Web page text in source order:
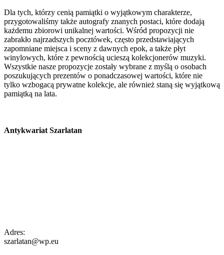
Dla tych, którzy cenią pamiątki o wyjątkowym charakterze,
przygotowaliśmy także autografy znanych postaci, które dodają
każdemu zbiorowi unikalnej wartości. Wśród propozycji nie
zabrakło najrzadszych pocztówek, często przedstawiających
zapomniane miejsca i sceny z dawnych epok, a także płyt
winylowych, które z pewnością ucieszą kolekcjonerów muzyki.
Wszystkie nasze propozycje zostały wybrane z myślą o osobach
poszukujących prezentów o ponadczasowej wartości, które nie
tylko wzbogacą prywatne kolekcje, ale również staną się wyjątkową
pamiątką na lata.
Antykwariat Szarlatan
Adres:
szarlatan@wp.eu